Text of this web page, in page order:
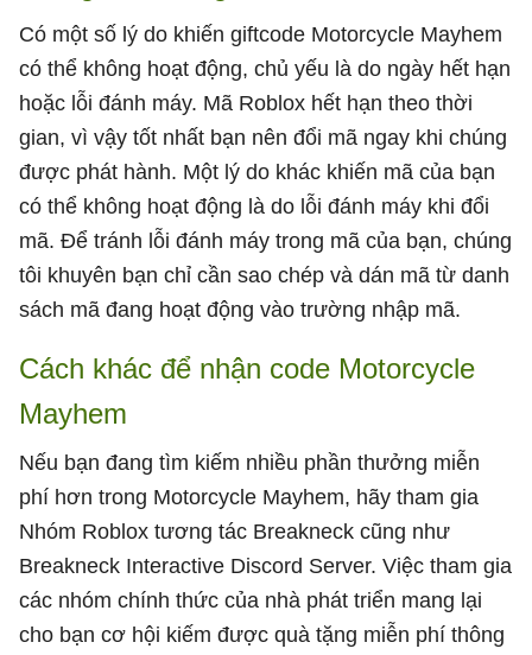
Có một số lý do khiến giftcode Motorcycle Mayhem
có thể không hoạt động, chủ yếu là do ngày hết hạn
hoặc lỗi đánh máy. Mã Roblox hết hạn theo thời
gian, vì vậy tốt nhất bạn nên đổi mã ngay khi chúng
được phát hành. Một lý do khác khiến mã của bạn
có thể không hoạt động là do lỗi đánh máy khi đổi
mã. Để tránh lỗi đánh máy trong mã của bạn, chúng
tôi khuyên bạn chỉ cần sao chép và dán mã từ danh
sách mã đang hoạt động vào trường nhập mã.
Cách khác để nhận code Motorcycle
Mayhem
Nếu bạn đang tìm kiếm nhiều phần thưởng miễn
phí hơn trong Motorcycle Mayhem, hãy tham gia
Nhóm Roblox tương tác Breakneck cũng như
Breakneck Interactive Discord Server. Việc tham gia
các nhóm chính thức của nhà phát triển mang lại
cho bạn cơ hội kiếm được quà tặng miễn phí thông